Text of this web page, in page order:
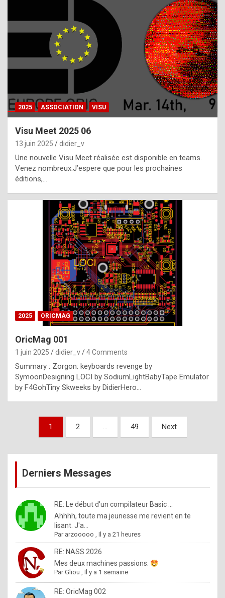
h
a
t
t
e
b
e
s
t
p
h
o
n
y
l
e
x
a
%
m
a
d
b
y
2025 ASSOCIATION VISU
Visu Meet 2025 06
13 juin 2025 didier_v
Une nouvelle Visu Meet réalisée est disponible en teams.
Venez nombreux.J’espere que pour les prochaines
éditions,…
2025 ORICMAG
OricMag 001
1 juin 2025 didier_v 4 Comments
Summary : Zorgon: keyboards revenge by
SymoonDesigning LOCI by SodiumLightBabyTape Emulator
by F4GohTiny Skweeks by DidierHero…
Pagination
publications
1 2 … 49 Next
Derniers Messages
RE: Le début d'un compilateur Basic ...
Ahhhh, toute ma jeunesse me revient en te
lisant. J'a...
Par arzooooo ,Il y a 21 heures
RE: NASS 2026
Mes deux machines passions.
ParGliou ,Il y a 1 semaine
RE: OricMag 002